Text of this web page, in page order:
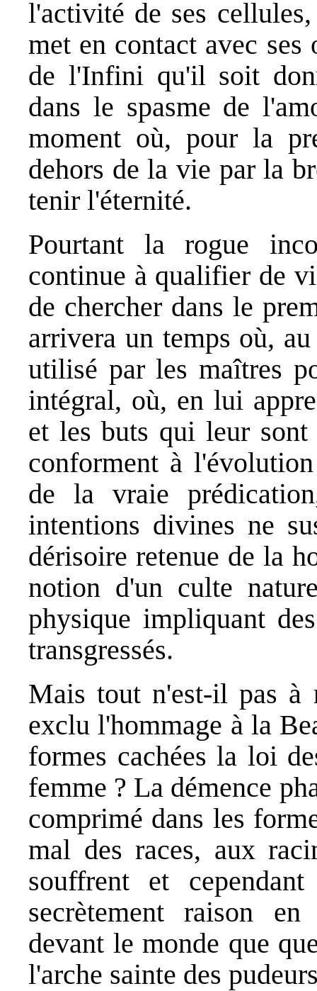
l'activité de ses
met en contact avec
de l'Infini qu'il soit
dans le spasme de
moment où, pour la
dehors de la vie par la
tenir l'éternité.
Pourtant la rogue
continue à qualifier de
de chercher dans le
arrivera un temps où,
utilisé par les maîtres
intégral, où, en lui
et les buts qui leur sont
conforment à
de la vraie
intentions divines ne
dérisoire retenue de la
notion d'un culte
physique impliquant
transgressés.
Mais tout n'est-il pas à
exclu l'hommage à la
formes cachées la loi
femme ? La démence
comprimé dans les
mal des races, aux
souffrent et
secrètement raison
devant le monde que
l'arche sainte des